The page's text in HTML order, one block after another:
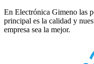
En Electrónica Gimeno las
principal es la calidad y
empresa sea la mejor.